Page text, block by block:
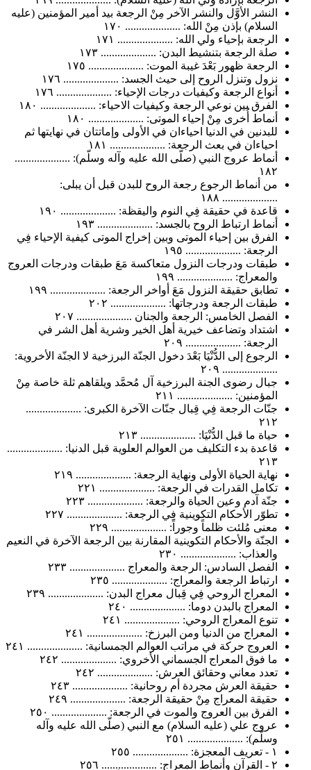
النشر الأوَّل والنشر الآخر مِنْ الرجعة بيد أمير المؤمنين (عليه
السلام) بإذن مِنْ الله: .................... ١٧٠
الرجعة بإحياء ولي الله: .................... ١٧١
صلة الرجعة بتنشيط البدن: .................... ١٧٣
الرجعة ظهور بَعْدَ غيبة الموت: .................... ١٧٥
نزول وتنزل الروح إلى حيث الجسد: .................... ١٧٦
أنواع الرجعة وكيفيات درجات الإحياء: .................... ١٧٦
الفرق بين نوعي الرجعة وكيفيات الاحياء: .................... ١٨٠
أنماط أُخرى مِنْ إحياء الموتى: .................... ١٨٠
للبدنين في الدنيا احياءان في الأولى وإماتتان في نهايتها ثم
احياءان في بعث الرجعة: .................... ١٨١
أنماط عروج النبي (صلّى الله عليه وآله وسلّم): ....................
من أنماط الرجوع رجعة الروح للبدن قبل أن يبلى:
.................... ١٨٨
قاعدة في حقيقة فِي النوم واليقظة: .................... ١٩٠
أنماط ارتباط الروح بالجسد: .................... ١٩٣
الفرق بين إحياء الموتى وبين إخراج الموتى كيفية الإحياء فِي
الرجعة: .................... ١٩٥
طبقات ودرجات النزول متعاكسة مَعَ طبقات ودرجات العروج
والمعراج: .................... ١٩٩
تطابق حقيقة النزول مَعَ أواخر الرجعة: .................... ١٩٩
طبقات الرجعة ودرجاتها: .................... ٢٠٢
الفصل الخامس: الرجعة والجنان .................... ٢٠٧
اشتداد وتضاعف خيرية أهل الخير وشرية أهل الشر في
الرجعة: .................... ٢٠٩
الرجوع إلى الدُّنْيَا بَعْدَ دخول الجنّة البرزخية لا الجنّة الأخروية:
.................... ٢٠٩
جبال رضوى الجنة البرزخية آل مُحمَّد ويلقاهم ثلة خاصة مِنْ
المؤمنين: .................... ٢١١
جنّات الرجعة فِي قِبال جنّات الآخرة الكبرى: ....................
حياة ما قبل الدُّنْيَا: .................... ٢١٣
قاعدة بدء التكليف من العوالم العلوية قبل الدنيا: ....................
نهاية الحياة الأولى ونهاية الرجعة: .................... ٢١٩
تكامل القدرات في الرجعة: .................... ٢٢١
جنّة آدم وعين الحياة والرجعة: .................... ٢٢٣
تطوّر الأحكام التكوينية فِي الرجعة: .................... ٢٢٧
معنى مُلئت ظلماً وجوراً: .................... ٢٢٩
الجنّة والأحكام التكوينية المقارنة بين الرجعة الآخرة في النعيم
والعذاب: .................... ٢٣٠
الفصل السادس: الرجعة والمعراج .................... ٢٣٣
ارتباط الرجعة والمعراج: .................... ٢٣٥
المعراج الروحي فِي قِبال معراج البدن: .................... ٢٣٩
المعراج بالبدن دوما: .................... ٢٤٠
تنوع المعراج الروحي: .................... ٢٤١
المعراج من الدنيا ومن البرزخ: .................... ٢٤١
العروج حركة في مراتب العوالم الجمسانية: .................... ٢٤١
ما فوق المعراج الجسماني الأخروي: .................... ٢٤٢
تعدد معاني وحقائق العرش: .................... ٢٤٢
حقيقة العرش مجردة أم روحانية: .................... ٢٤٣
حقيقة المعراج مِنْ حقيقة الرجعة: .................... ٢٤٩
الفرق بين العروج والموت في الرجعة: .................... ٢٥٠
عروج علي (عليه السلام) مع النبي (صلّى الله عليه وآله
وسلّم): .................... ٢٥١